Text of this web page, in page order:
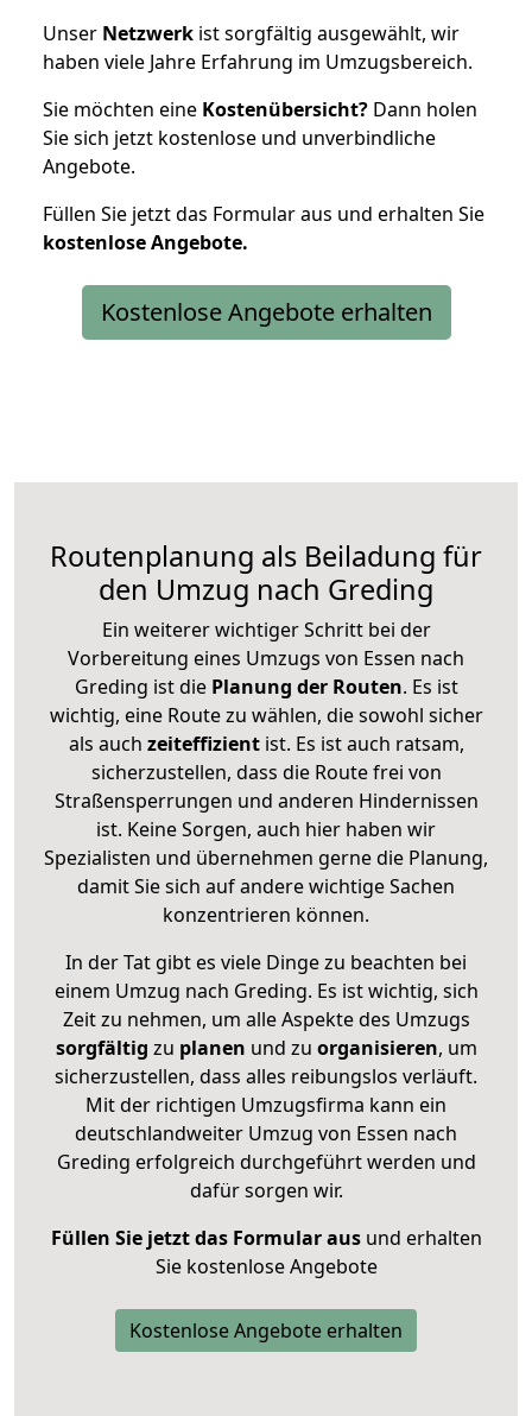
Unser Netzwerk ist sorgfältig ausgewählt, wir
haben viele Jahre Erfahrung im Umzugsbereich.
Sie möchten eine Kostenübersicht? Dann holen
Sie sich jetzt kostenlose und unverbindliche
Angebote.
Füllen Sie jetzt das Formular aus und erhalten Sie
kostenloseAngebote.
Kostenlose Angebote erhalten
Routenplanung als Beiladung für
den Umzug nach Greding
Ein weiterer wichtiger Schritt bei der
Vorbereitung eines Umzugs von Essen nach
Greding ist diePlanung der Routen. Es ist
wichtig, eine Route zu wählen, die sowohl sicher
als auch zeiteffizientist. Es ist auch ratsam,
sicherzustellen, dass die Route frei von
Straßensperrungen und anderen Hindernissen
ist. Keine Sorgen, auch hier haben wir
Spezialisten und übernehmen gerne die Planung,
damit Sie sich auf andere wichtige Sachen
konzentrieren können.
In der Tat gibt es viele Dinge zu beachten bei
einem Umzug nach Greding. Es ist wichtig, sich
Zeit zu nehmen, um alle Aspekte des Umzugs
sorgfältig zu planen und zu organisieren, um
sicherzustellen, dass alles reibungslos verläuft.
Mit der richtigen Umzugsfirma kann ein
deutschlandweiter Umzug von Essen nach
Greding erfolgreich durchgeführt werden und
dafür sorgen wir.
Füllen Sie jetzt das Formular ausund erhalten
Sie kostenlose Angebote
Kostenlose Angebote erhalten